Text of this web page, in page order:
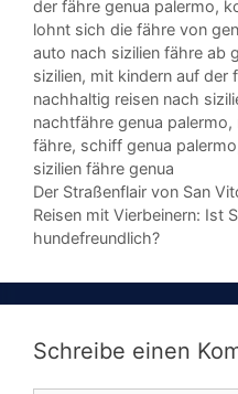
der fähre genua palermo,
lohnt sich die fähre von
auto nach sizilien fähre ab
sizilien, mit kindern auf der
nachhaltig reisen nach
nachtfähre genua palermo,
fähre, schiff genua palermo
sizilien fähre genua
Der Straßenflair von San
Reisen mit Vierbeinern: Ist
hundefreundlich?
Schreibe einen